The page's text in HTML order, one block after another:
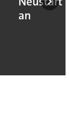
an